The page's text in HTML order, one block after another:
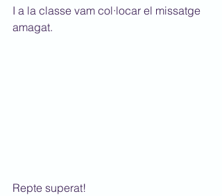
I a la classe vam col·locar el missatge
amagat.
Repte superat!